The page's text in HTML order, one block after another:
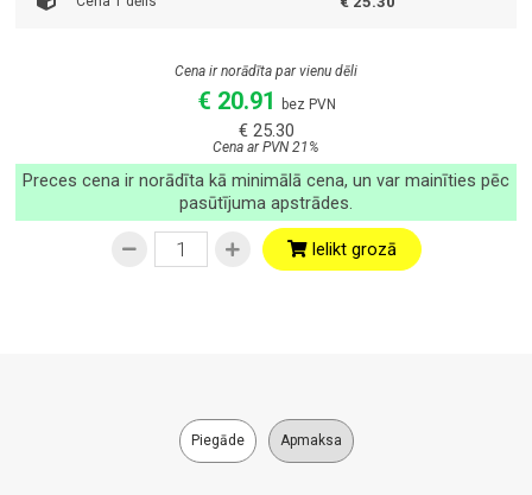
Cena ir norādīta par vienu dēli
€ 20.91 bez PVN
€ 25.30
Cena ar PVN 21%
Preces cena ir norādīta kā minimālā cena, un var mainīties pēc
pasūtījuma apstrādes.
Ielikt grozā
Piegāde Apmaksa